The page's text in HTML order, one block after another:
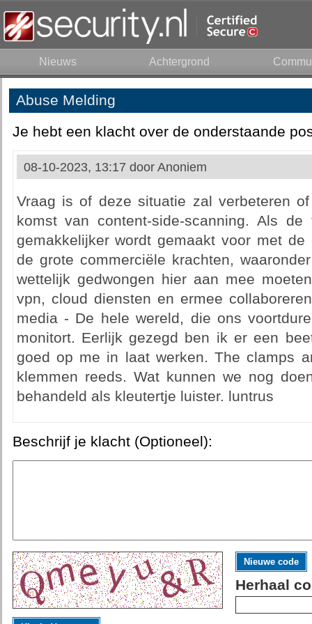
Nieuws Achtergrond
Abuse Melding
Je hebt een klacht over de onderstaande
08-10-2023, 13:17 door Anoniem
Vraag is of deze situatie zal verbeteren
komst van content-side-scanning. Als
gemakkelijker wordt gemaakt voor met
de grote commerciële krachten,
wettelijk gedwongen hier aan mee
vpn, cloud diensten en ermee
media - De hele wereld, die ons
monitort. Eerlijk gezegd ben ik er een
goed op me in laat werken. The clamps
klemmen reeds. Wat kunnen we nog
behandeld als kleutertje luister. luntrus
Beschrijf je klacht (Optioneel):
Nieuwe code
Herhaal